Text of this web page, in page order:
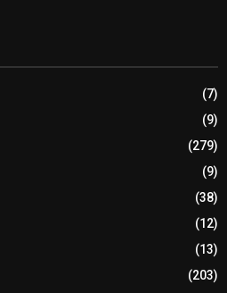
(7)
(9)
(279)
(9)
(38)
(12)
(13)
(203)